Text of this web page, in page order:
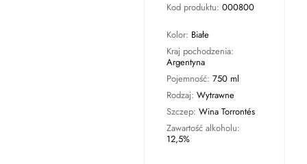
Kod produktu: 000800
Kolor: Białe
Kraj pochodzenia:
Argentyna
Pojemność: 750 ml
Rodzaj: Wytrawne
Szczep: Wina Torrontés
Zawartość alkoholu:
12,5%